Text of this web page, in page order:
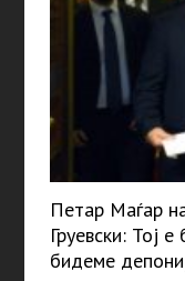
Петар Маѓар
Груевски: Тој
бидеме